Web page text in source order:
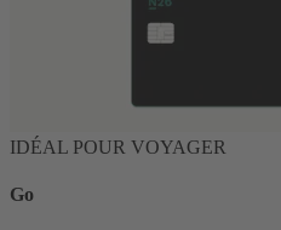
IDÉAL POUR VOYAGER
Go